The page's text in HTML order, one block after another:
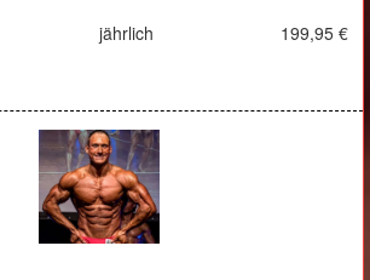
199,95 €
jährlich